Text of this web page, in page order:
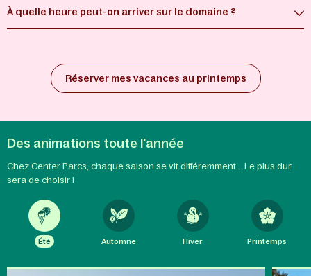
À quelle heure peut-on arriver sur le domaine ?
Réserver mes vacances au printemps
Des animations toute l'année
Chez Center Parcs, chaque saison se vit différemment... Le plus dur
sera de choisir !
Été Automne Hiver Printemps